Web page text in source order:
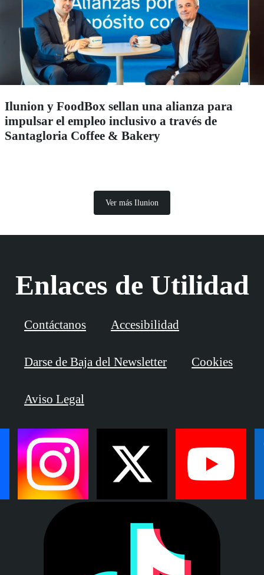
Ilunion y FoodBox sellan una alianza para
impulsar el empleo inclusivo a través de
Santagloria Coffee & Bakery
Ver más Ilunion
Enlaces de Utilidad
Contáctanos Accesibilidad
Darse de Baja del Newsletter Cookies
Aviso Legal